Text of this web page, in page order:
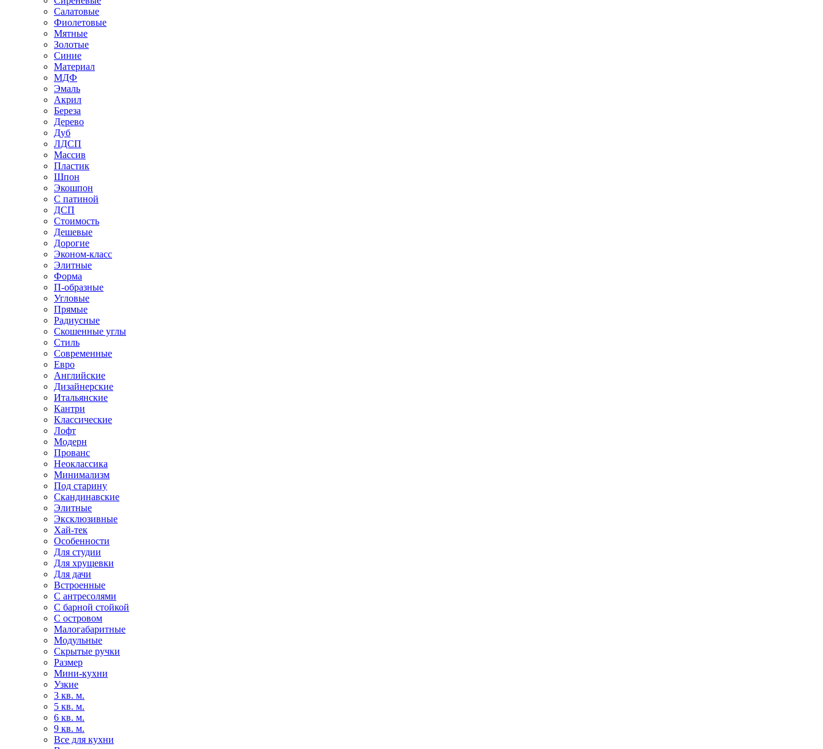
Салатовые
Фиолетовые
Мятные
Золотые
Синие
Материал
МДФ
Эмаль
Акрил
Береза
Дерево
Дуб
ЛДСП
Массив
Пластик
Шпон
Экошпон
С патиной
ДСП
Стоимость
Дешевые
Дорогие
Эконом-класс
Элитные
Форма
П-образные
Угловые
Прямые
Радиусные
Скошенные углы
Стиль
Современные
Евро
Английские
Дизайнерские
Итальянские
Кантри
Классические
Лофт
Модерн
Прованс
Неоклассика
Минимализм
Под старину
Скандинавские
Элитные
Эксклюзивные
Хай-тек
Особенности
Для студии
Для хрущевки
Для дачи
Встроенные
С антресолями
С барной стойкой
С островом
Малогабаритные
Модульные
Скрытые ручки
Размер
Мини-кухни
Узкие
3 кв. м.
5 кв. м.
6 кв. м.
9 кв. м.
Все для кухни